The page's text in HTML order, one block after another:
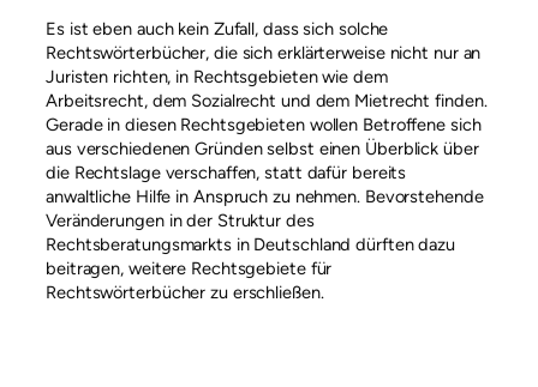
Es ist eben auch kein Zufall, dass sich solche
Rechtswörterbücher, die sich erklärterweise nicht nur an
Juristen richten, in Rechtsgebieten wie dem
Arbeitsrecht, dem Sozialrecht und dem Mietrecht finden.
Gerade in diesen Rechtsgebieten wollen Betroffene sich
aus verschiedenen Gründen selbst einen Überblick über
die Rechtslage verschaffen, statt dafür bereits
anwaltliche Hilfe in Anspruch zu nehmen. Bevorstehende
Veränderungen in der Struktur des
Rechtsberatungsmarkts in Deutschland dürften dazu
beitragen, weitere Rechtsgebiete für
Rechtswörterbücher zu erschließen.